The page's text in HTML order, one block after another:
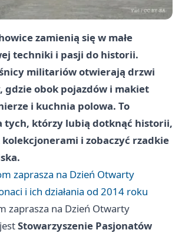
zamienią się w małe
techniki i pasji do historii.
militariów otwierają drzwi
gdzie obok pojazdów i makiet
i kuchnia polowa. To
tych, którzy lubią dotknąć historii,
i zobaczyć rzadkie
zaprasza na Dzień Otwarty
i ich działania od 2014 roku
zaprasza na Dzień Otwarty
Stowarzyszenie Pasjonatów